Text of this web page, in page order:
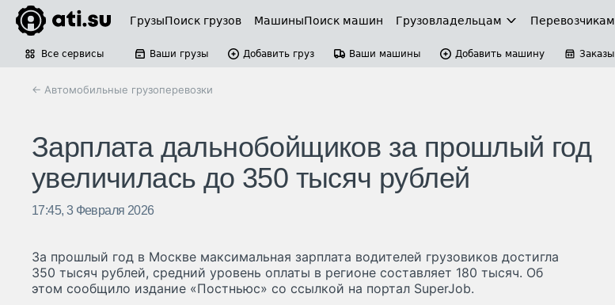
ГрузыПоиск грузов МашиныПоиск машин Грузовладельцам Перевозчикам
Все сервисы Ваши грузы Добавить груз Ваши машины Добавить машину Заказы
← Автомобильные грузоперевозки
Зарплата дальнобойщиков за прошлый год
увеличилась до 350 тысяч рублей
17:45, 3 Февраля 2026
За прошлый год в Москве максимальная зарплата водителей грузовиков достигла
350 тысяч рублей, средний уровень оплаты в регионе составляет 180 тысяч. Об
этом сообщило издание «Постньюс» со ссылкой на портал SuperJob.